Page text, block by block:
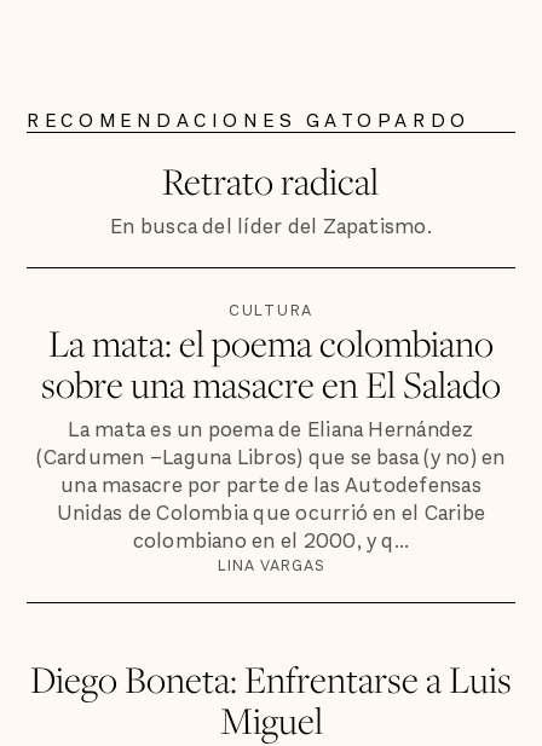
RECOMENDACIONES GATOPARDO
Retrato radical
En busca del líder del Zapatismo.
CULTURA
La mata: el poema colombiano
sobre una masacre en El Salado
La mata es un poema de Eliana Hernández
(Cardumen –Laguna Libros) que se basa (y no) en
una masacre por parte de las Autodefensas
Unidas de Colombia que ocurrió en el Caribe
colombiano en el 2000, y q...
LINA VARGAS
Diego Boneta: Enfrentarse a Luis
Miguel